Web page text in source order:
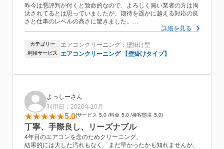
昨今は悪評判が付くと致命的なので、よろしく無い業者の方は淘
汰されてるとは思っていましたが、期待を遥かに越える対応の良
さと仕事のレベルの高さに驚きました。
そして「あまり汚れてませんよ」とおっしゃってましたが、効果
あんなに温度を上げても暖房が効かなかったのに、清掃後は効き
すぎる程！
(エアコンの下に荷物や家具が有る方は必ず片付ける必要が有る
事にご注意を)
詳細を見る
カテゴリー エアコンクリーニング：壁掛け型
利用サービス エアコンクリーニング 【壁掛けタイプ】
よっしーさん
利用日：2020年10月
5.0 サービス 5.0 料金 5.0 接客態度 5.0
丁寧、手際良し、リーズナブル
4年目のエアコンを念のためクリーニング。
結果的には大した汚れもなく、まだ早かったかも知れませんが、